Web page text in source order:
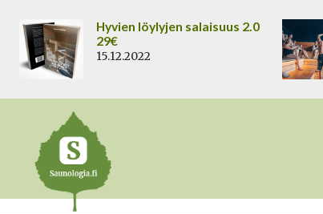
sisältöön
Hyvien löylyjen salaisuus 2.0
29€
15.12.2022